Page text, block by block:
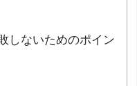
しないためのポイン